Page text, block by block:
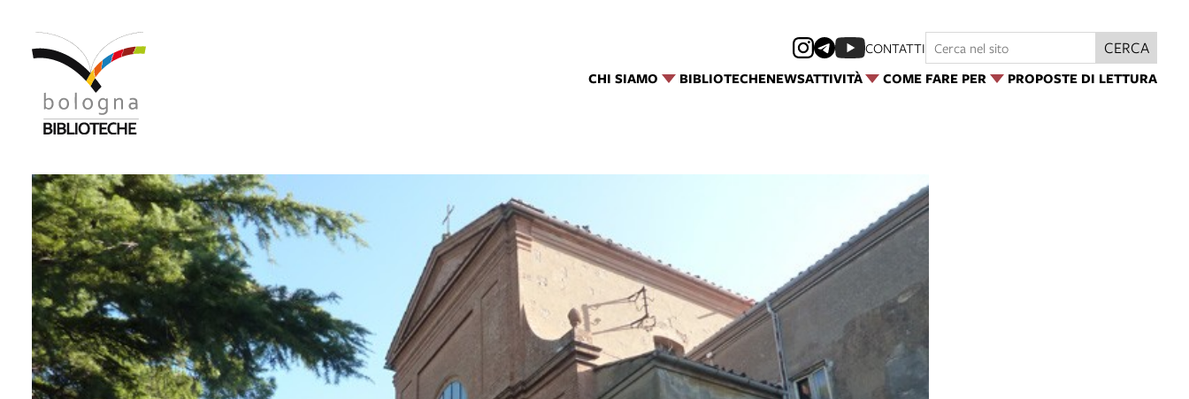
CHI SIAMO BIBLIOTECHENEWSATTIVITÀ COME FARE PER PROPOSTE DI LETTURA
CONTATTI CERCA